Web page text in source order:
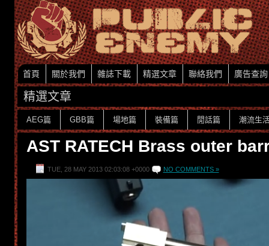
首頁 關於我們 雜誌下載 精選文章 聯絡我們 廣告查詢
精選文章
AEG篇 GBB篇 場地篇 裝備篇 閒話篇 潮流生
AST RATECH Brass outer
TUE, 28 MAY 2013 02:03:08 +0000 NO COMMENTS »